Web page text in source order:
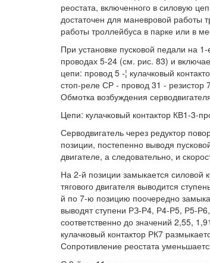
реостата, включенного в силовую
достаточен для маневровой работы
работы троллейбуса в парке или в
При установке пусковой педали на
проводах 5-24 (см. рис. 83) и
цепи: провод 5 -¦ кулачковый
стоп-реле СР - провод 31 -
Обмотка возбуждения
Цепи: кулачковый контактор КВ1-3-
Серводвигатель через редуктор
позиции, постепенно выводя
двигателе, а следовательно, и
На 2-й позиции замыкается силовой
тягового двигателя выводится
й по 7-ю позицию поочередно
выводят ступени РЗ-Р4, Р4-Р5, Р5-
соответственно до значений 2,55,
кулачковый контактор РК7
Сопротивление реостата